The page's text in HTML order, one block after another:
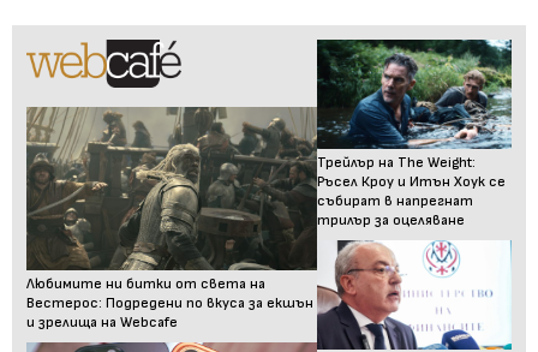
Любимите ни битки от света на
Вестерос: Подредени по вкуса за екшън
и зрелища на Webcafe
Трейлър на The Weight:
Ръсел Кроу и Итън Хоук се
събират в напрегнат
трилър за оцеляване